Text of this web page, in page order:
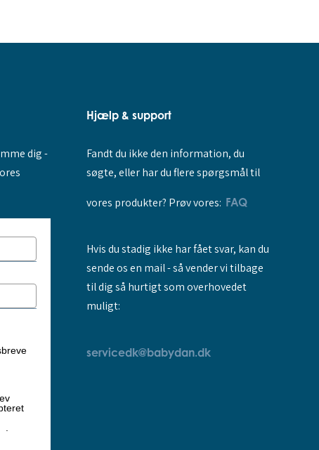
dig -
Hjælp & support
Fandt du ikke den information, du
søgte, eller har du flere spørgsmål til
vores produkter? Prøv vores: FAQ
Hvis du stadig ikke har fået svar, kan du
sende os en mail - så vender vi tilbage
til dig så hurtigt som overhovedet
muligt:
servicedk@babydan.dk